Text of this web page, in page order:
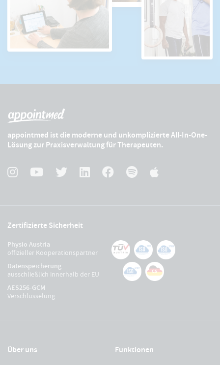
appointmed ist die moderne und unkomplizierte All-In-One-
Lösung zur Praxisverwaltung für Therapeuten.
Zertifizierte Sicherheit
Physio Austria
offizieller Kooperationspartner
Datenspeicherung
ausschließlich innerhalb der EU
AES256-GCM
Verschlüsselung
Über uns Funktionen